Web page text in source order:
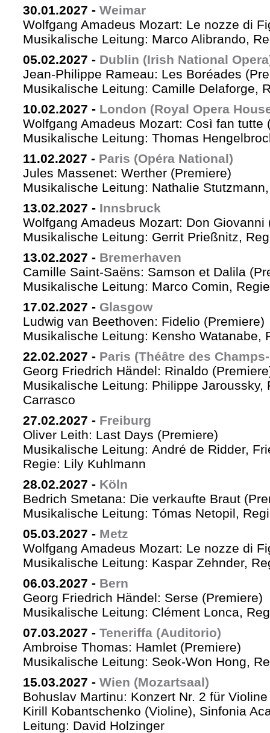
30.01.2027 - Weimar
Wolfgang Amadeus Mozart: Le nozze di
Musikalische Leitung: Marco Alibrando,
05.02.2027 - Dublin (Irish National
Jean-Philippe Rameau: Les Boréades
Musikalische Leitung: Camille Delaforge,
10.02.2027 - London (Royal Opera
Wolfgang Amadeus Mozart: Così fan tutte
Musikalische Leitung: Thomas
11.02.2027 - Paris (Opéra National)
Jules Massenet: Werther (Premiere)
Musikalische Leitung: Nathalie
13.02.2027 - Innsbruck
Wolfgang Amadeus Mozart: Don Giovanni
Musikalische Leitung: Gerrit Prießnitz,
13.02.2027 - Bremerhaven
Camille Saint-Saëns: Samson et Dalila
Musikalische Leitung: Marco Comin,
17.02.2027 - Glasgow
Ludwig van Beethoven: Fidelio (Premiere)
Musikalische Leitung: Kensho Watanabe,
22.02.2027 - Paris (Théâtre des
Georg Friedrich Händel: Rinaldo
Musikalische Leitung: Philippe Jaroussky,
Carrasco
27.02.2027 - Freiburg
Oliver Leith: Last Days (Premiere)
Musikalische Leitung: André de Ridder,
Regie: Lily Kuhlmann
28.02.2027 - Köln
Bedrich Smetana: Die verkaufte Braut
Musikalische Leitung: Tómas Netopil,
05.03.2027 - Metz
Wolfgang Amadeus Mozart: Le nozze di
Musikalische Leitung: Kaspar Zehnder,
06.03.2027 - Bern
Georg Friedrich Händel: Serse (Premiere)
Musikalische Leitung: Clément Lonca,
07.03.2027 - Teneriffa (Auditorio)
Ambroise Thomas: Hamlet (Premiere)
Musikalische Leitung: Seok-Won Hong,
15.03.2027 - Wien (Mozartsaal)
Bohuslav Martinu: Konzert Nr. 2 für
Kirill Kobantschenko (Violine), Sinfonia
Leitung: David Holzinger